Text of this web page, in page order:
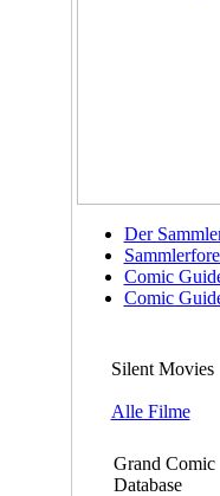
Der
Comic
Comic
Silent Movies
Alle Filme
Grand Comic
Database